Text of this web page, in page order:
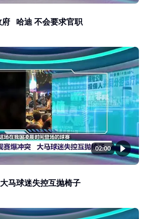
府 哈迪 不会要求官职
02:00
马球迷失控互抛椅子